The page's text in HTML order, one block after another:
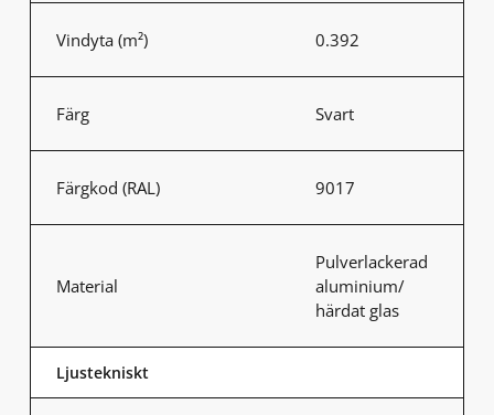
Vindyta (m²) 0.392
Färg Svart
Färgkod (RAL) 9017
Material
Pulverlackerad
aluminium/
härdat glas
Ljustekniskt